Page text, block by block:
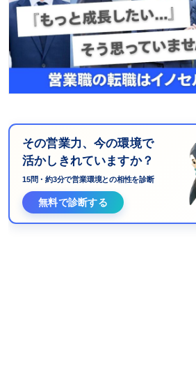
その営業力、今の環境で
活かしきれていますか？
15問・約3分で営業環境との相性を診断
無料で診断する